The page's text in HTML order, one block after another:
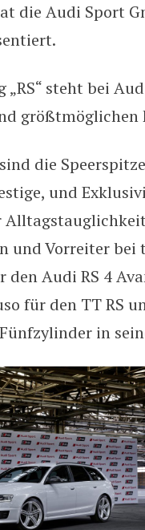
die Audi Sport
„RS“ steht bei
die
und
und Vorreiter bei
den Audi RS 4
für den TT RS
in